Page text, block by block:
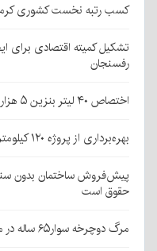
کسب رتبه نخست کشوری
تشکیل کمیته اقتصادی برای
رفسنجان
اختصاص ۴۰ لیتر بنزین ۵ هزار تومانی به کارت سوخت کرمانی‌ها
بهره‌برداری از پروژه ۱۲۰ کیلومتری فیبرنوری روستایی در قلعه‌گنج
پیش‌فروش ساختمان بدون
حقوق است
مرگ دوچرخه سوار۶۵ ساله در مسیر باغین